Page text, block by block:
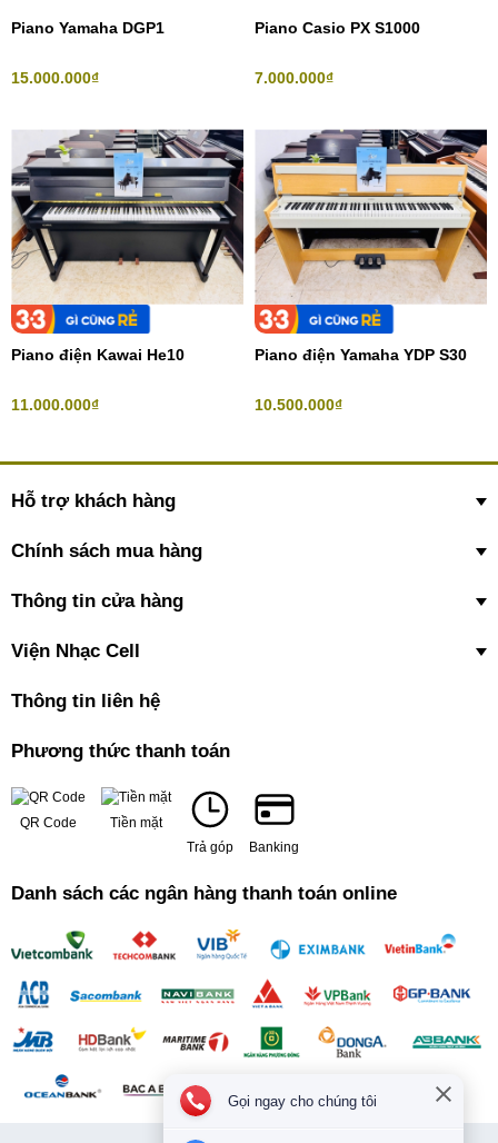
Piano Yamaha DGP1
15.000.000₫
Piano Casio PX S1000
7.000.000₫
Piano điện Kawai He10
11.000.000₫
Piano điện Yamaha YDP S30
10.500.000₫
Hỗ trợ khách hàng
Chính sách mua hàng
Thông tin cửa hàng
Viện Nhạc Cell
Thông tin liên hệ
Phương thức thanh toán
QR Code
Tiền mặt
Trả góp
Banking
Danh sách các ngân hàng thanh toán online
Gọi ngay cho chúng tôi